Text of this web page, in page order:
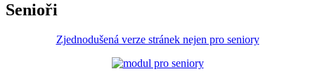
Senioři
Zjednodušená verze stránek nejen pro seniory